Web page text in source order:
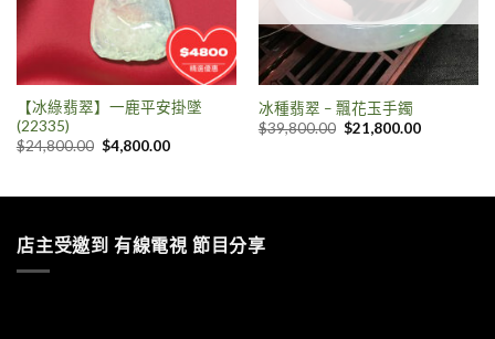
【冰綠翡翠】一鹿平安掛墜
(22335)
$24,800.00 $4,800.00
冰種翡翠 – 飄花玉手鐲
$39,800.00 $21,800.00
店主受邀到 有線電視 節目分享